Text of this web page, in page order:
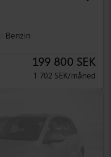
Benzin
199 800 SEK
1 702 SEK/måned